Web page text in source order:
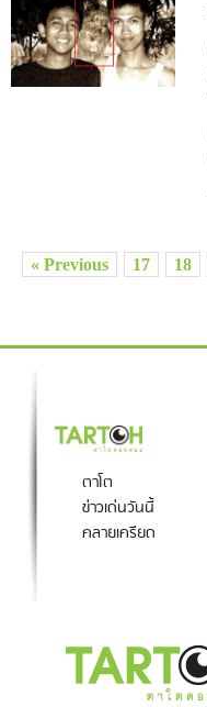
« Previous 17 18
ตาโต
ข่าวเด่นวันนี้
คลายเครียด